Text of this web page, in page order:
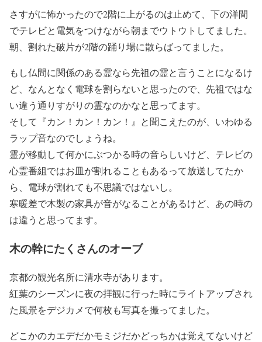
さすがに怖かったので2階に上がるのは止めて、下の洋間
でテレビと電気をつけながら朝までウトウトしてました。
朝、割れた破片が2階の踊り場に散らばってました。
もし仏間に関係のある霊なら先祖の霊と言うことになるけ
ど、なんとなく電球を割らないと思ったので、先祖ではな
い違う通りすがりの霊なのかなと思ってます。
そして『カン！カン！カン！』と聞こえたのが、いわゆる
ラップ音なのでしょうね。
霊が移動して何かにぶつかる時の音らしいけど、テレビの
心霊番組ではお皿が割れることもあるって放送してたか
ら、電球が割れても不思議ではないし。
寒暖差で木製の家具が音がなることがあるけど、あの時の
は違うと思ってます。
木の幹にたくさんのオーブ
京都の観光名所に清水寺があります。
紅葉のシーズンに夜の拝観に行った時にライトアップされ
た風景をデジカメで何枚も写真を撮ってました。
どこかのカエデだかモミジだかどっちかは覚えてないけど